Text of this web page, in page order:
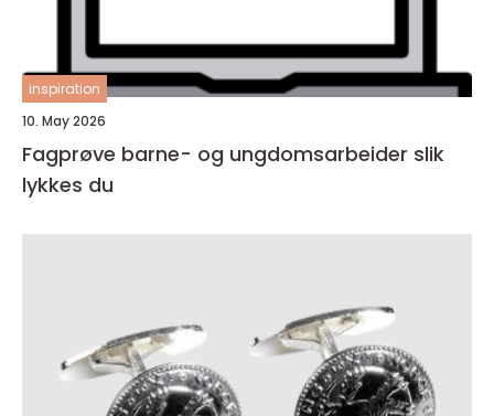
inspiration
10. May 2026
Fagprøve barne- og ungdomsarbeider slik
lykkes du